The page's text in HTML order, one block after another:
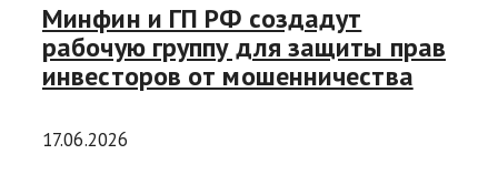
Минфин и ГП РФ создадут
рабочую группу для защиты прав
инвесторов от мошенничества
17.06.2026